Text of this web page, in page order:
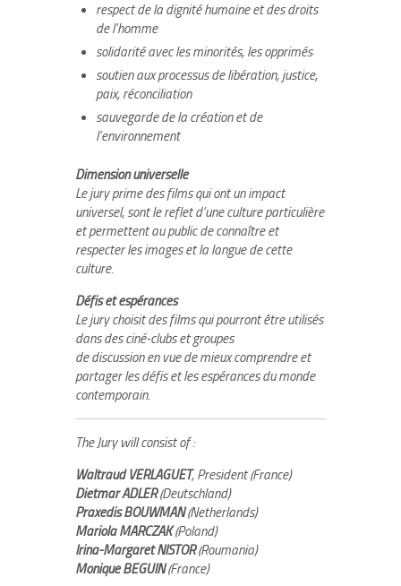
respect de la dignité humaine et des droits
de l’homme
solidarité avec les minorités, les opprimés
soutien aux processus de libération, justice,
paix, réconciliation
sauvegarde de la création et de
l’environnement
Dimension universelle
Le jury prime des films qui ont un impact
universel, sont le reflet d’une culture particulière
et permettent au public de connaître et
respecter les images et la langue de cette
culture.
Défis et espérances
Le jury choisit des films qui pourront être utilisés
dans des ciné-clubs et groupes
de discussion en vue de mieux comprendre et
partager les défis et les espérances du monde
contemporain.
The Jury will consist of :
Waltraud VERLAGUET, President (France)
Dietmar ADLER(Deutschland)
Praxedis BOUWMAN(Netherlands)
Mariola MARCZAK(Poland)
Irina-Margaret NISTOR(Roumania)
Monique BEGUIN(France)